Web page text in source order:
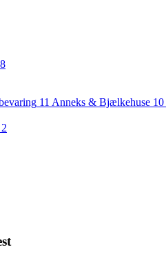
8
11 Anneks & Bjælkehuse 10
2